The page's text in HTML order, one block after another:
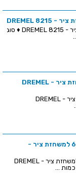
אבן משחזת 25.4MM למשחזת ציר - DREMEL 8215 ♦ סוג
אביזר ליטוש מספר 60 למשחזת ציר - DREMEL
אביזר ליטוש מספר 60 למשחזת ציר - DREMEL
חבילת טבעות ליטוש מספר 60 למשחזת ציר -
חבילת טבעות ליטוש מספר 60 למשחזת ציר - DREMEL